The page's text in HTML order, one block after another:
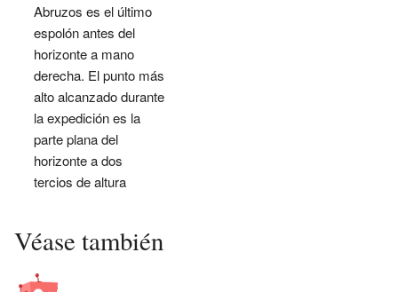
Abruzos es el último
espolón antes del
horizonte a mano
derecha. El punto más
alto alcanzado durante
la expedición es la
parte plana del
horizonte a dos
tercios de altura
Véase también